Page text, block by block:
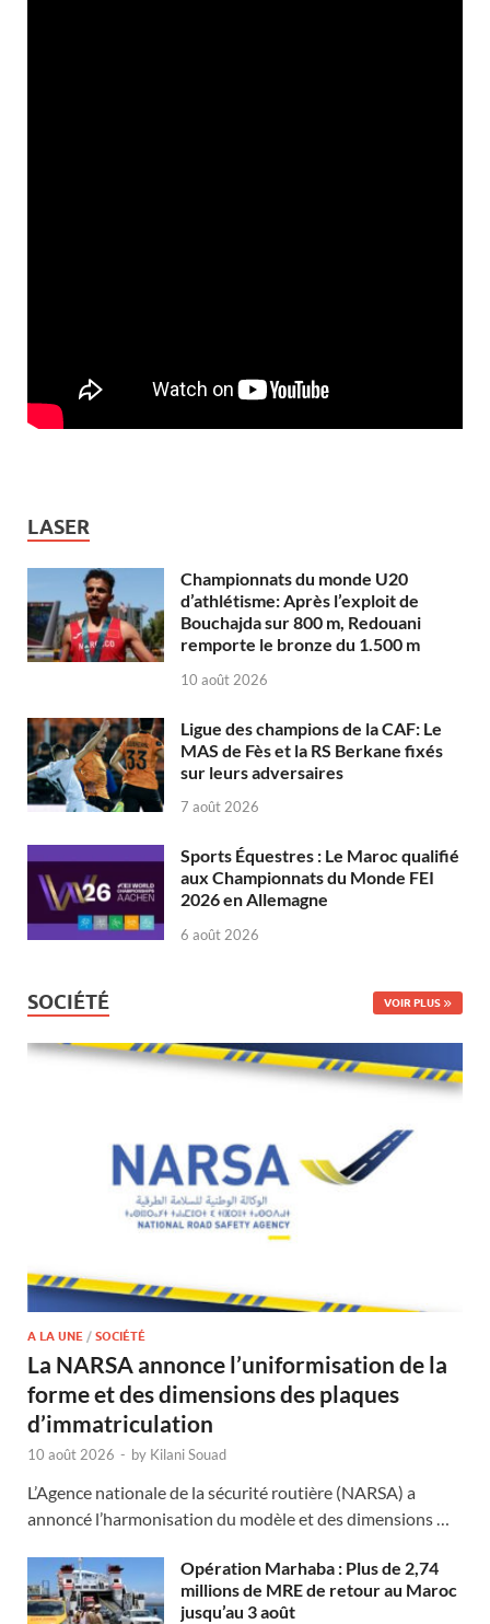
LASER
Championnats du monde U20
d’athlétisme: Après l’exploit de
Bouchajda sur 800 m, Redouani
remporte le bronze du 1.500 m
10 août 2026
Ligue des champions de la CAF: Le
MAS de Fès et la RS Berkane fixés
sur leurs adversaires
7 août 2026
Sports Équestres : Le Maroc qualifié
aux Championnats du Monde FEI
2026 en Allemagne
6 août 2026
SOCIÉTÉ VOIR PLUS
A LA UNE / SOCIÉTÉ
La NARSA annonce l’uniformisation de la
forme et des dimensions des plaques
d’immatriculation
10 août 2026 - by Kilani Souad
L’Agence nationale de la sécurité routière (NARSA) a
annoncé l’harmonisation du modèle et des dimensions …
Opération Marhaba : Plus de 2,74
millions de MRE de retour au Maroc
jusqu’au 3 août